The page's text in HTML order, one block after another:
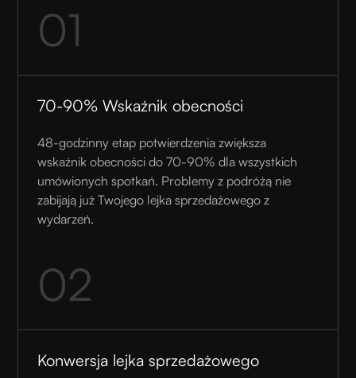
01
70-90% Wskaźnik obecności
48-godzinny etap potwierdzenia zwiększa
wskaźnik obecności do 70-90% dla wszystkich
umówionych spotkań. Problemy z podróżą nie
zabijają już Twojego lejka sprzedażowego z
wydarzeń.
02
Konwersja lejka sprzedażowego